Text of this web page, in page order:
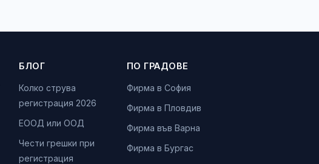
БЛОГ
Колко струва
регистрация 2026
ЕООД или ООД
Чести грешки при
регистрация
ПО ГРАДОВЕ
Фирма в София
Фирма в Пловдив
Фирма във Варна
Фирма в Бургас